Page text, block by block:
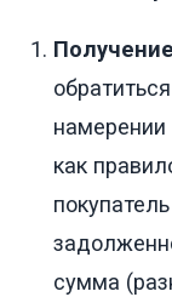
намерении
как
сумма